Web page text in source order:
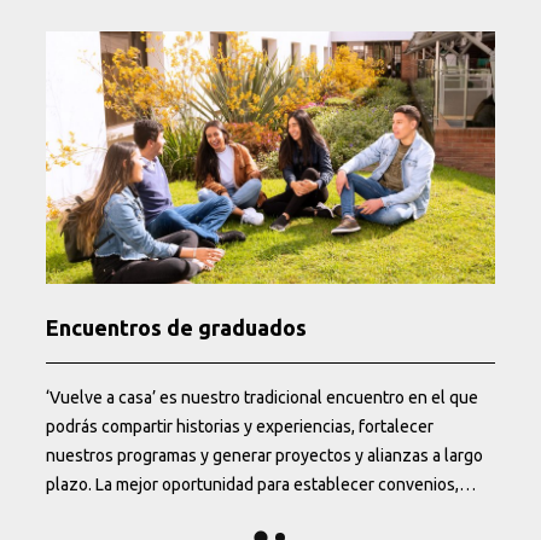
Encuentros de graduados
‘Vuelve a casa’ es nuestro tradicional encuentro en el que
podrás compartir historias y experiencias, fortalecer
nuestros programas y generar proyectos y alianzas a largo
plazo. La mejor oportunidad para establecer convenios,